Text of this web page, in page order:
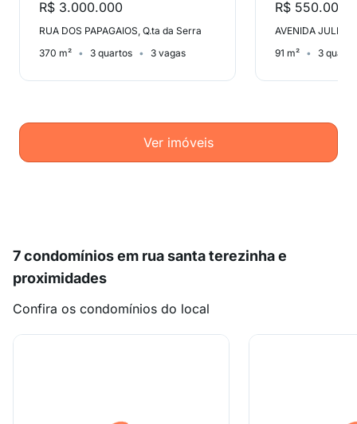
R$ 3.000.000
RUA DOS PAPAGAIOS, Q.ta da Serra
370 m²
3 quartos 3 vagas
R$ 550.000
91 m² 3
Ver imóveis
7 condomínios em rua santa terezinha e
proximidades
Confira os condomínios do local